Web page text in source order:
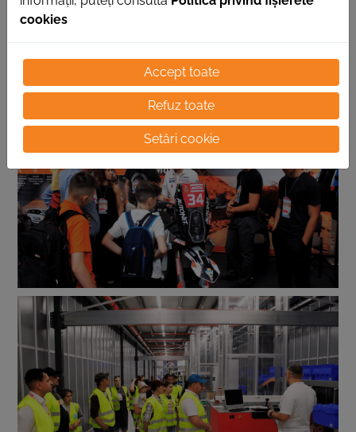
cookies
Accept toate
Refuz toate
Setări cookie